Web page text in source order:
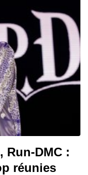
Run-DMC :
réunies